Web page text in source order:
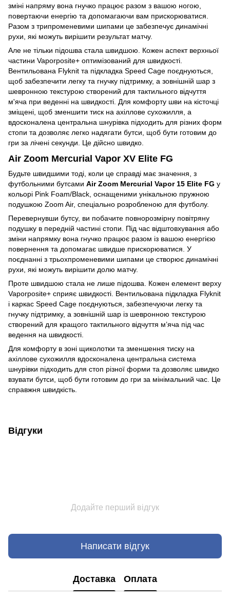
зміні напряму вона гнучко працює разом з вашою ногою,
повертаючи енергію та допомагаючи вам прискорюватися.
Разом з трипроменевими шипами це забезпечує динамічні
рухи, які можуть вирішити результат матчу.
Але не тільки підошва стала швидшою. Кожен аспект верхньої
частини Vaporposite+ оптимізований для швидкості.
Вентильована Flyknit та підкладка Speed Cage поєднуються,
щоб забезпечити легку та гнучку підтримку, а зовнішній шар з
шевронною текстурою створений для тактильного відчуття
м'яча при веденні на швидкості. Для комфорту шви на кісточці
зміщені, щоб зменшити тиск на ахіллове сухожилля, а
вдосконалена центральна шнурівка підходить для різних форм
стопи та дозволяє легко надягати бутси, щоб бути готовим до
гри за лічені секунди. Це дійсно швидко.
Air Zoom Mercurial Vapor XV Elite FG
Будьте швидшими тоді, коли це справді має значення, з
футбольними бутсами Air Zoom Mercurial Vapor 15 Elite FG у
кольорі Pink Foam/Black, оснащеними унікальною пружною
подушкою Zoom Air, спеціально розробленою для футболу.
Перевернувши бутсу, ви побачите повнорозмірну повітряну
подушку в передній частині стопи. Під час відштовхування або
зміни напрямку вона гнучко працює разом із вашою енергією
повернення та допомагає швидше прискорюватися. У
поєднанні з трьохпроменевими шипами це створює динамічні
рухи, які можуть вирішити долю матчу.
Проте швидшою стала не лише підошва. Кожен елемент верху
Vaporposite+ сприяє швидкості. Вентильована підкладка Flyknit
і каркас Speed Cage поєднуються, забезпечуючи легку та
гнучку підтримку, а зовнішній шар із шевронною текстурою
створений для кращого тактильного відчуття м’яча під час
ведення на швидкості.
Для комфорту в зоні щиколотки та зменшення тиску на
ахіллове сухожилля вдосконалена центральна система
шнурівки підходить для стоп різної форми та дозволяє швидко
взувати бутси, щоб бути готовим до гри за мінімальний час. Це
справжня швидкість.
Відгуки
Додайте перший відгук
Написати відгук
Доставка Оплата